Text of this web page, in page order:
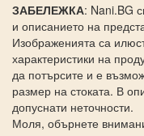
ЗАБЕЛЕЖКА: Nani.BG
и описанието на
Изображенията са
характеристики на
да потърсите и е
размер на стоката. В
допуснати неточности.
Моля, обърнете